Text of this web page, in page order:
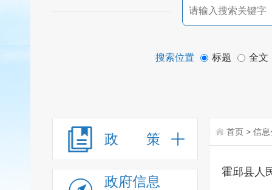
搜索位置 标题 全文
政 策
政府信息
首页 > 信息
霍邱县人